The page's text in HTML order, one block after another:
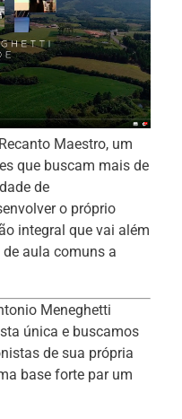
Maestro, um
que buscam mais de
de
o próprio
integral que vai além
aula comuns a
Meneghetti
única e buscamos
de sua própria
base forte par um